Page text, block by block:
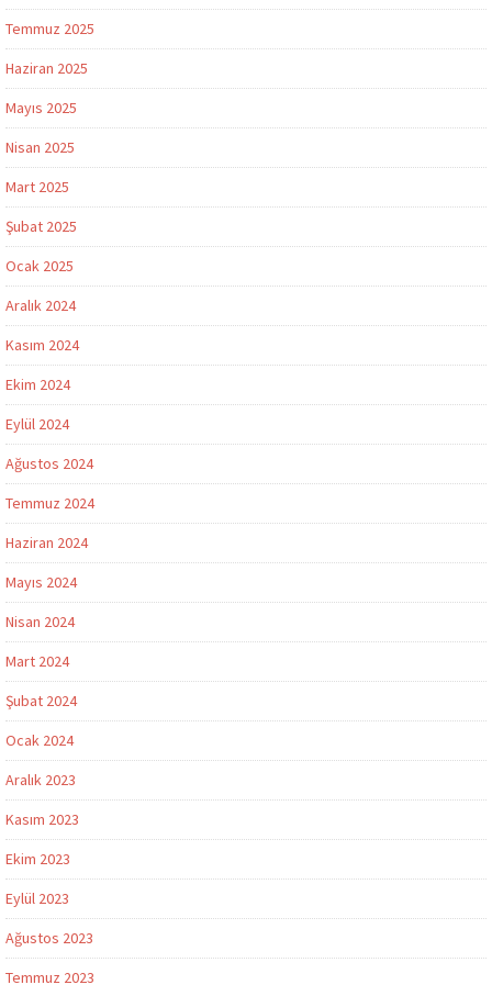
Temmuz 2025
Haziran 2025
Mayıs 2025
Nisan 2025
Mart 2025
Şubat 2025
Ocak 2025
Aralık 2024
Kasım 2024
Ekim 2024
Eylül 2024
Ağustos 2024
Temmuz 2024
Haziran 2024
Mayıs 2024
Nisan 2024
Mart 2024
Şubat 2024
Ocak 2024
Aralık 2023
Kasım 2023
Ekim 2023
Eylül 2023
Ağustos 2023
Temmuz 2023